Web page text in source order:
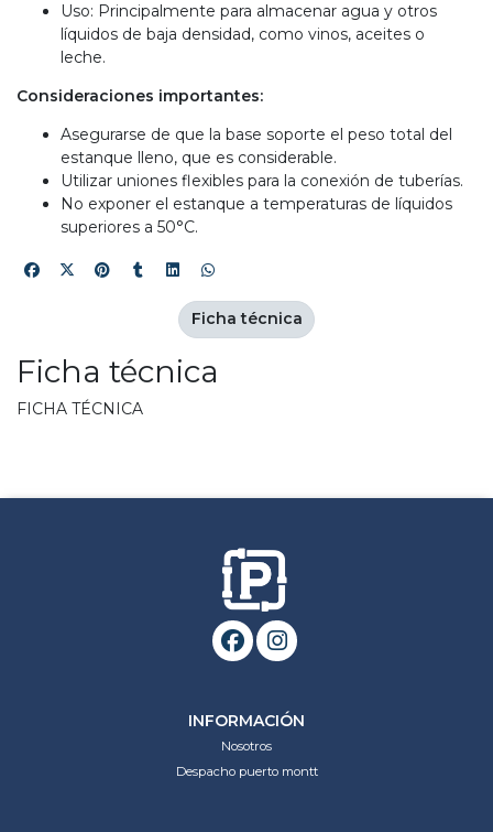
Uso: Principalmente para almacenar agua y otros
líquidos de baja densidad, como vinos, aceites o
leche.
Consideraciones importantes:
Asegurarse de que la base soporte el peso total del
estanque lleno, que es considerable.
Utilizar uniones flexibles para la conexión de tuberías.
No exponer el estanque a temperaturas de líquidos
superiores a 50°C.
Ficha técnica
FICHA TÉCNICA
Ficha técnica
INFORMACIÓN
Nosotros
Despacho puerto montt